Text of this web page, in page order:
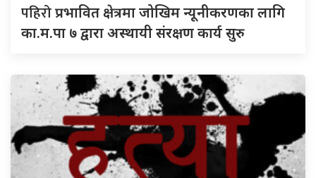
पहिरोप्रभावित क्षेत्रमा जोखिम न्यूनीकरणका लागि
का.म.पा ७ द्वारा अस्थायी संरक्षण कार्य सुरु